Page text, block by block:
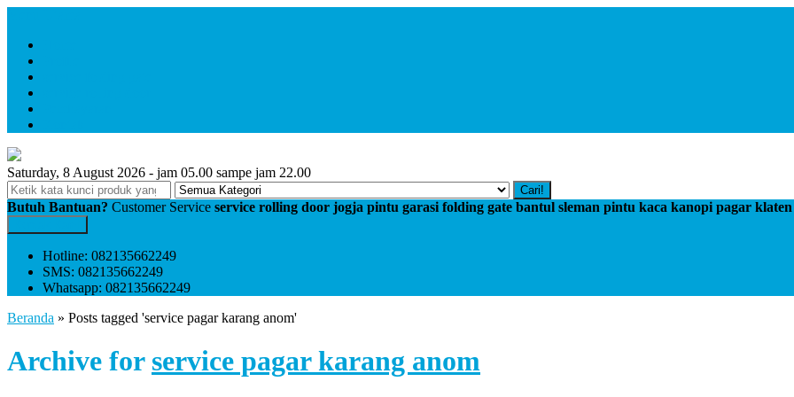
Saturday, 8 August 2026 - jam 05.00 sampe jam 22.00
Cari!
Butuh Bantuan? Customer Service service rolling door jogja pintu garasi folding gate bantul sleman pintu kaca kanopi pagar klaten
Hotline: 082135662249
SMS: 082135662249
Whatsapp: 082135662249
Beranda » Posts tagged 'service pagar karang anom'
Archive for service pagar karang anom